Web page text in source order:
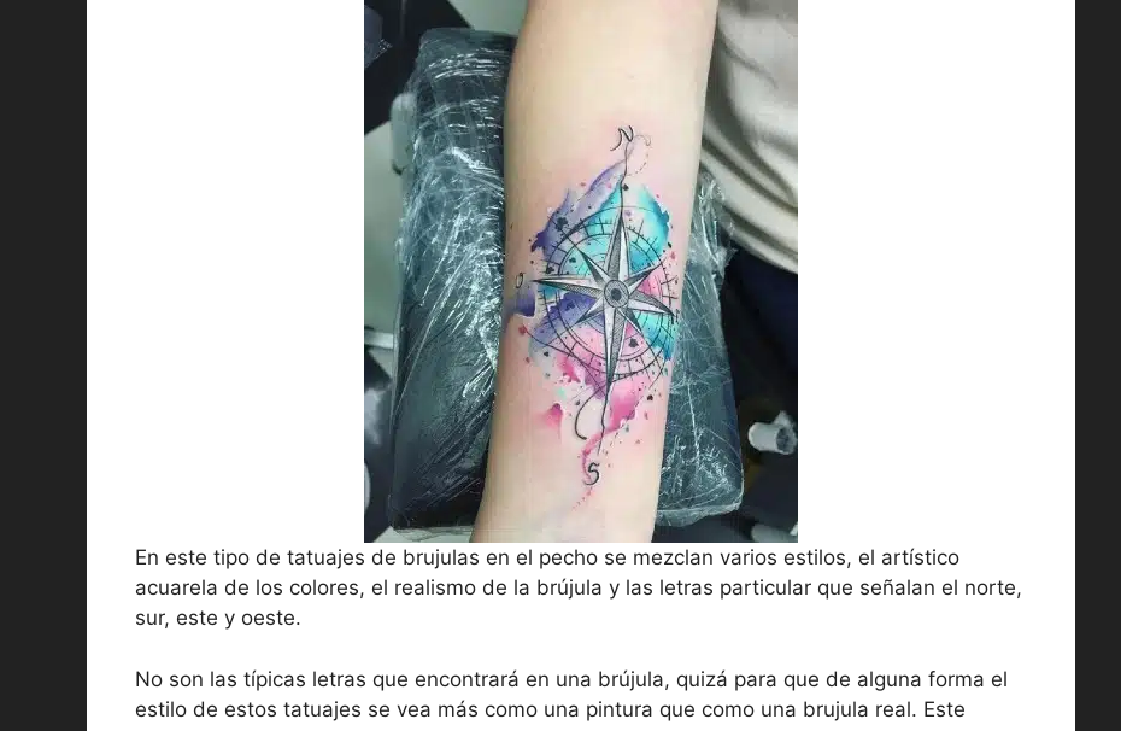
En este tipo de tatuajes de brujulas en el pecho se mezclan varios estilos, el artístico
acuarela de los colores, el realismo de la brújula y las letras particular que señalan el norte,
sur, este y oeste.
No son las típicas letras que encontrará en una brújula, quizá para que de alguna forma el
estilo de estos tatuajes se vea más como una pintura que como una brujula real. Este